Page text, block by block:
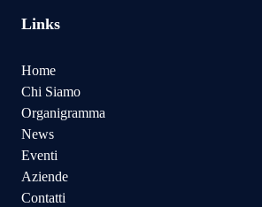
Links
Home
Chi Siamo
Organigramma
News
Eventi
Aziende
Contatti